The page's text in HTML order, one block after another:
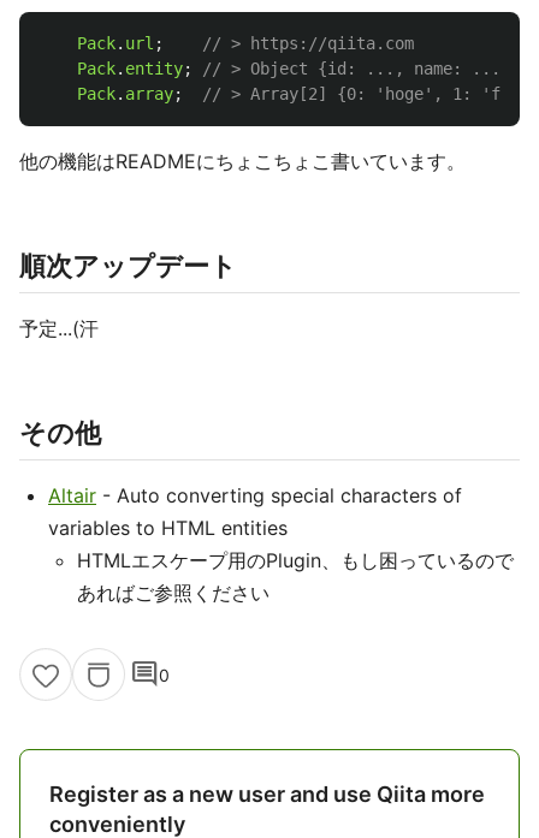
Pack. url ;
// > https://qiita.com
Pack. entity;
// > Object {id: ..., name: ...,
Pack. array; // > Array[2] {0: 'hoge', 1:
他の機能はREADMEにちょこちょこ書いています。
順次アップデート
予定...(汗
その他
Altair - Auto converting special characters of
variables to HTML entities
HTMLエスケープ用のPlugin、もし困っているので
あればご参照ください
comment0
Register as a new user and use Qiita more
conveniently